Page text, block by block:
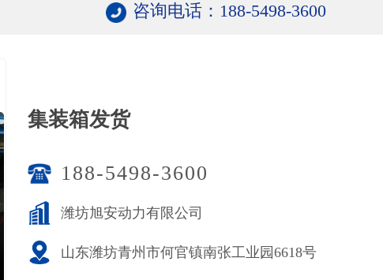
咨询电话：188-5498-3600
集装箱发货
188-5498-3600
潍坊旭安动力有限公司
山东潍坊青州市何官镇南张工业园6618号